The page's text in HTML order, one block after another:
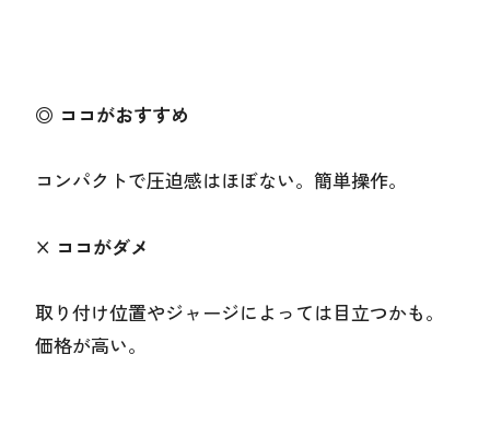
◎ ココがおすすめ
コンパクトで圧迫感はほぼない。簡単操作。
× ココがダメ
取り付け位置やジャージによっては目立つかも。
価格が高い。